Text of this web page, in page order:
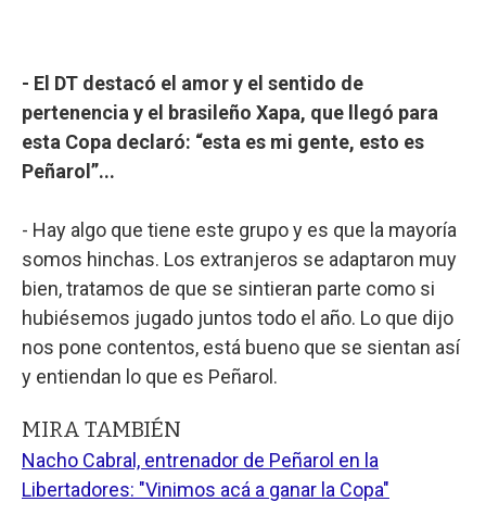
- El DT destacó el amor y el sentido de
pertenencia y el brasileño Xapa, que llegó para
esta Copa declaró: “esta es mi gente, esto es
Peñarol”...
- Hay algo que tiene este grupo y es que la mayoría
somos hinchas. Los extranjeros se adaptaron muy
bien, tratamos de que se sintieran parte como si
hubiésemos jugado juntos todo el año. Lo que dijo
nos pone contentos, está bueno que se sientan así
y entiendan lo que es Peñarol.
MIRA TAMBIÉN
Nacho Cabral, entrenador de Peñarol en la
Libertadores: "Vinimos acá a ganar la Copa"